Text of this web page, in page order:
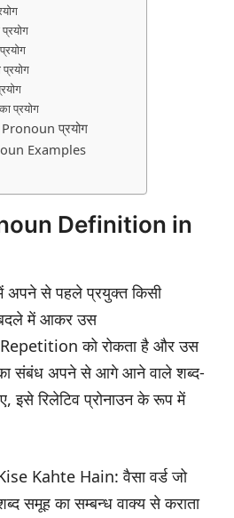
प्रयोग
प्रयोग
Examples
Definition in
में अपने से पहले प्रयुक्त किसी
में आकर उस
को रोकता है और उस
संबंध अपने से आगे आने वाले शब्द-
इसे रिलेटिव प्रोनाउन के रूप में
Kahte Hain: वैसा वर्ड जो
समूह का सम्बन्ध वाक्य से कराता